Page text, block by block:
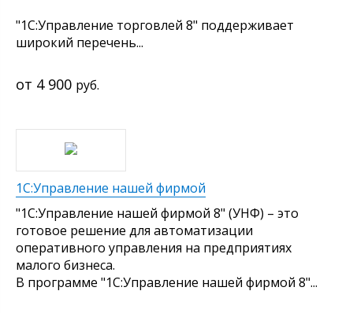
"1С:Управление торговлей 8" поддерживает
широкий перечень...
4 900 руб.
1С:Управление нашей фирмой
"1С:Управление нашей фирмой 8" (УНФ) – это
готовое решение для автоматизации
оперативного управления на предприятиях
малого бизнеса.
В программе "1С:Управление нашей фирмой 8"...